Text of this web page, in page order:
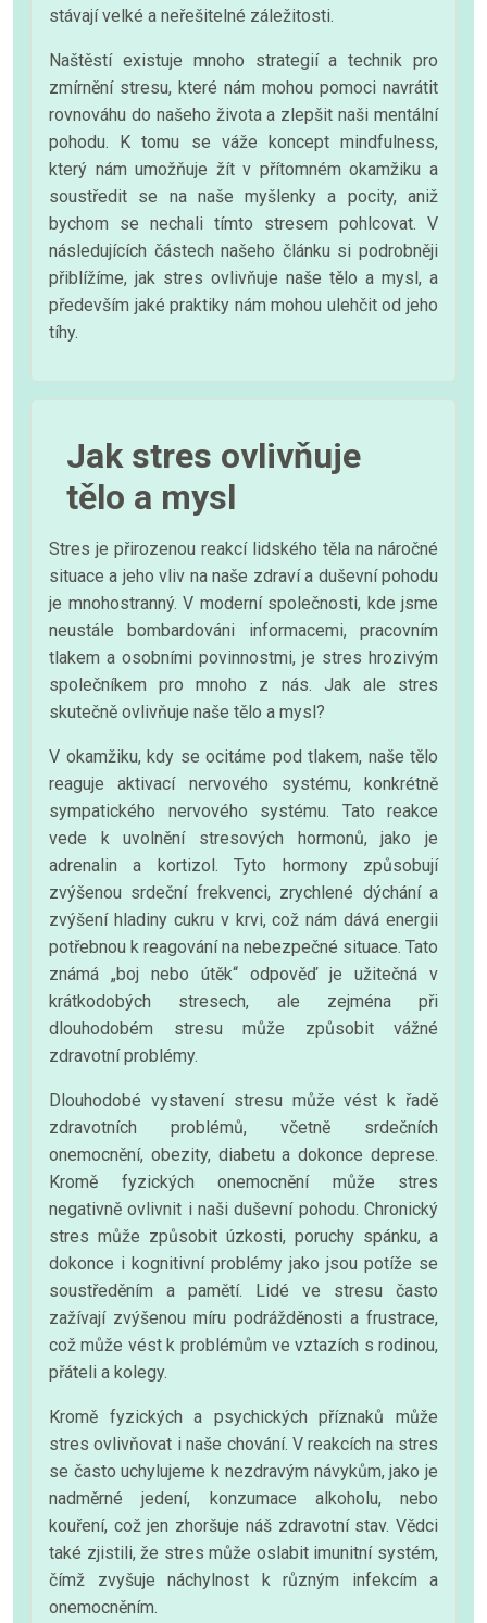
stávají velké a neřešitelné záležitosti.
Naštěstí existuje mnoho strategií a technik pro
zmírnění stresu, které nám mohou pomoci navrátit
rovnováhu do našeho života a zlepšit naši mentální
pohodu. K tomu se váže koncept mindfulness,
který nám umožňuje žít v přítomném okamžiku a
soustředit se na naše myšlenky a pocity, aniž
bychom se nechali tímto stresem pohlcovat. V
následujících částech našeho článku si podrobněji
přiblížíme, jak stres ovlivňuje naše tělo a mysl, a
především jaké praktiky nám mohou ulehčit od jeho
tíhy.
Jak stres ovlivňuje
tělo a mysl
Stres je přirozenou reakcí lidského těla na náročné
situace a jeho vliv na naše zdraví a duševní pohodu
je mnohostranný. V moderní společnosti, kde jsme
neustále bombardováni informacemi, pracovním
tlakem a osobními povinnostmi, je stres hrozivým
společníkem pro mnoho z nás. Jak ale stres
skutečně ovlivňuje naše tělo a mysl?
V okamžiku, kdy se ocitáme pod tlakem, naše tělo
reaguje aktivací nervového systému, konkrétně
sympatického nervového systému. Tato reakce
vede k uvolnění stresových hormonů, jako je
adrenalin a kortizol. Tyto hormony způsobují
zvýšenou srdeční frekvenci, zrychlené dýchání a
zvýšení hladiny cukru v krvi, což nám dává energii
potřebnou k reagování na nebezpečné situace. Tato
známá „boj nebo útěk“ odpověď je užitečná v
krátkodobých stresech, ale zejména při
dlouhodobém stresu může způsobit vážné
zdravotní problémy.
Dlouhodobé vystavení stresu může vést k řadě
zdravotních problémů, včetně srdečních
onemocnění, obezity, diabetu a dokonce deprese.
Kromě fyzických onemocnění může stres
negativně ovlivnit i naši duševní pohodu. Chronický
stres může způsobit úzkosti, poruchy spánku, a
dokonce i kognitivní problémy jako jsou potíže se
soustředěním a pamětí. Lidé ve stresu často
zažívají zvýšenou míru podrážděnosti a frustrace,
což může vést k problémům ve vztazích s rodinou,
přáteli a kolegy.
Kromě fyzických a psychických příznaků může
stres ovlivňovat i naše chování. V reakcích na stres
se často uchylujeme k nezdravým návykům, jako je
nadměrné jedení, konzumace alkoholu, nebo
kouření, což jen zhoršuje náš zdravotní stav. Vědci
také zjistili, že stres může oslabit imunitní systém,
čímž zvyšuje náchylnost k různým infekcím a
onemocněním.